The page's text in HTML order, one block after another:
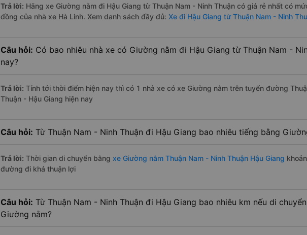
Trả lời: Hãng xe Giường nằm đi Hậu Giang từ Thuận Nam - Ninh Thuận có giá rẻ nhất có
đồng của nhà xe Hà Linh. Xem danh sách đầy đủ: Xe đi Hậu Giang từ Thuận Nam - Ninh
Câu hỏi: Có bao nhiêu nhà xe có Giường nằm đi Hậu Giang từ Thuận Nam -
nay?
Trả lời: Tính tới thời điểm hiện nay thì có 1 nhà xe có xe Giường nằm trên tuyến đường
Thuận - Hậu Giang hiện nay
Câu hỏi: Từ Thuận Nam - Ninh Thuận đi Hậu Giang bao nhiêu tiếng bằng
Trả lời: Thời gian di chuyển bằng xe Giường nằm Thuận Nam - Ninh Thuận Hậu Giang
đường đi khá thuận lợi
Câu hỏi: Từ Thuận Nam - Ninh Thuận đi Hậu Giang bao nhiêu km nếu di
Giường nằm?